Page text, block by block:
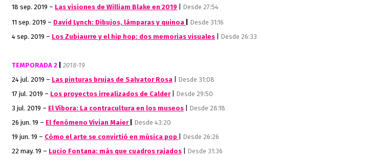
18 sep. 2019 – Las visiones de William Blake en 2019
Desde 27:54
11 sep. 2019 – David Lynch: Dibujos, lámparas y quinoa Desde 31:16
4 sep. 2019 – Los Zubiaurre y el hip hop: dos memorias visuales Desde 26:33
TEMPORADA 2
2018-19
24 jul. 2019 – Las pinturas brujas de Salvator Rosa
Desde 31:08
17 jul. 2019 – Los proyectos irrealizados de Calder| Desde 29:50
3 jul. 2019 – El Víbora: La contracultura en los museos
Desde 28:18
26 jun. 19 – El fenómeno Vivian Maier
Desde 43:20
19 jun. 19 – Cómo el arte se convirtió en música pop
Desde 26:26
22 may. 19 – Lucio Fontana: más que cuadros rajados
Desde 31:36